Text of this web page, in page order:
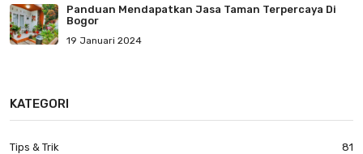
Panduan Mendapatkan Jasa Taman Terpercaya Di
Bogor
19 Januari 2024
KATEGORI
Tips & Trik 81